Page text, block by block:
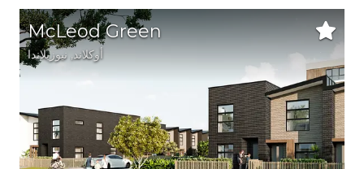
McLeod Green
أوكلاند, نيوزيلاندا